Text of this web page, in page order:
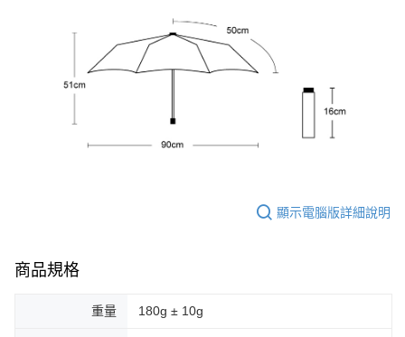
顯示電腦版詳細說明
商品規格
重量 180g ± 10g